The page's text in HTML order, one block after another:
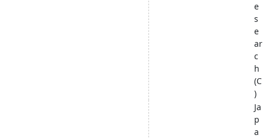
e
s
e
ar
c
h
(C
)
Ja
p
a